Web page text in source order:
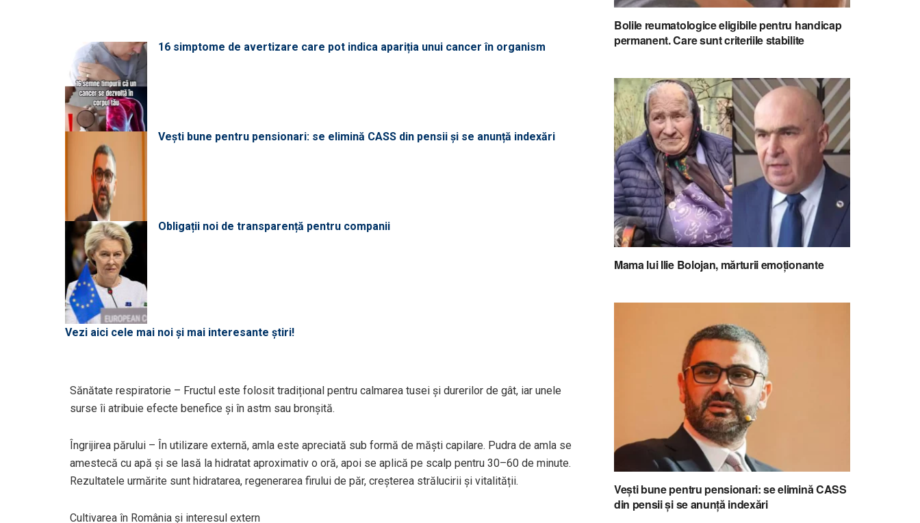
16 simptome de avertizare care pot indica apariția unui cancer în organism
Vești bune pentru pensionari: se elimină CASS din pensii și se anunță indexări
Obligații noi de transparență pentru companii
Vezi aici cele mai noi și mai interesante știri!
Sănătate respiratorie – Fructul este folosit tradițional pentru calmarea tusei și durerilor de gât, iar unele
surse îi atribuie efecte benefice și în astm sau bronșită.
Îngrijirea părului – În utilizare externă, amla este apreciată sub formă de măști capilare. Pudra de amla se
amestecă cu apă și se lasă la hidratat aproximativ o oră, apoi se aplică pe scalp pentru 30–60 de minute.
Rezultatele urmărite sunt hidratarea, regenerarea firului de păr, creșterea strălucirii și vitalității.
Cultivarea în România și interesul extern
Bolile reumatologice eligibile pentru handicap
permanent. Care sunt criteriile stabilite
Mama lui Ilie Bolojan, mărturii emoționante
Vești bune pentru pensionari: se elimină CASS
din pensii și se anunță indexări